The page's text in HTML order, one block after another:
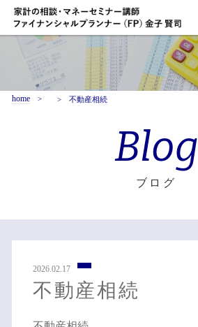
home 不動産相続
Blog
ブログ
2026.02.17
不動産相続